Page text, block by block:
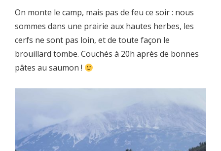
On monte le camp, mais pas de feu ce soir : nous
sommes dans une prairie aux hautes herbes, les
cerfs ne sont pas loin, et de toute façon le
brouillard tombe. Couchés à 20h après de bonnes
pâtes au saumon !